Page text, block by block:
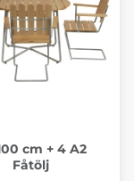
cm + 4 A2
Fåtölj